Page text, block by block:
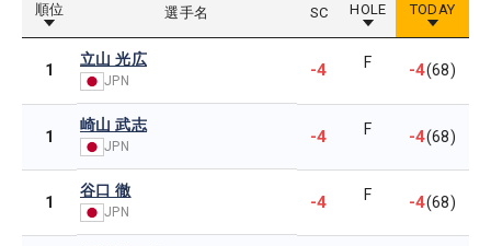
順位 選手名 SC HOLE TODAY
1
立山 光広
JPN
-4 F -4(68)
1
崎山 武志
JPN -4 F -4(68)
1
谷口 徹
JPN -4 F -4(68)